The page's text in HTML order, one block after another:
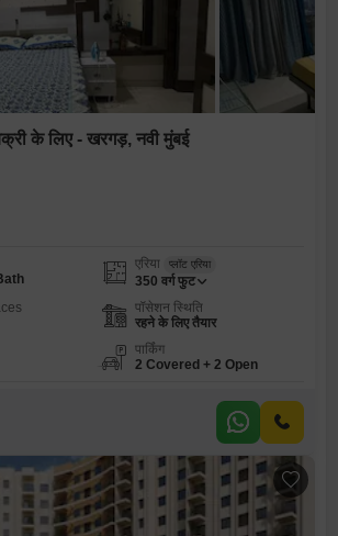
के लिए - खरगड़, नवी मुंबई
एरिया प्लॉट एरिया
350 वर्ग फुट
पॉसेशन स्थिति
रहने के लिए तैयार
पार्किंग
2 Covered + 2 Open